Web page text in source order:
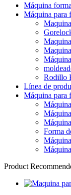
Máquina
Máquina para
Rodillo
Línea de
Máquina para
Forma
Product